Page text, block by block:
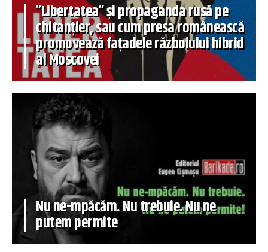
”Libertatea” și propaganda rusă pe
chitanțier, sau cum presa românească
promovează fațadele războiului hibrid
al Moscovei
Nu ne-mpăcăm. Nu trebuie. Nu ne
putem permite